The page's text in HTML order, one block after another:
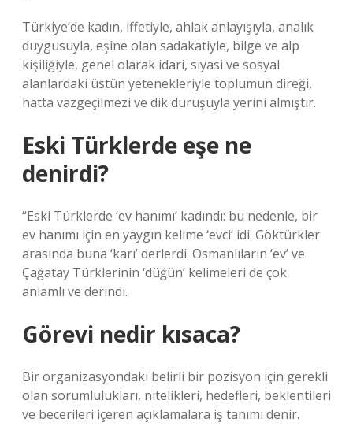
Türkiye’de kadın, iffetiyle, ahlak anlayışıyla, analık
duygusuyla, eşine olan sadakatiyle, bilge ve alp
kişiliğiyle, genel olarak idari, siyasi ve sosyal
alanlardaki üstün yetenekleriyle toplumun direği,
hatta vazgeçilmezi ve dik duruşuyla yerini almıştır.
Eski Türklerde eşe ne
denirdi?
“Eski Türklerde ‘ev hanımı’ kadındı: bu nedenle, bir
ev hanımı için en yaygın kelime ‘evci’ idi. Göktürkler
arasında buna ‘karı’ derlerdi. Osmanlıların ‘ev’ ve
Çağatay Türklerinin ‘düğün’ kelimeleri de çok
anlamlı ve derindi.
Görevi nedir kısaca?
Bir organizasyondaki belirli bir pozisyon için gerekli
olan sorumlulukları, nitelikleri, hedefleri, beklentileri
ve becerileri içeren açıklamalara iş tanımı denir.